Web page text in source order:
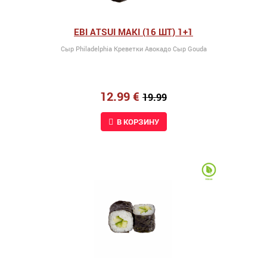
EBI ATSUI MAKI (16 ШТ) 1+1
Сыр Philadelphia Kреветки Авокадо Сыр Gouda
12.99 € 19.99
В КОРЗИНУ